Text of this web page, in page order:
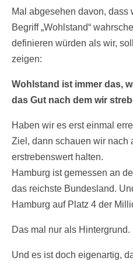
Mal abgesehen davon, dass
Begriff „Wohlstand“
definieren würden als wir,
zeigen:
Wohlstand ist immer das,
das Gut nach dem wir
Haben wir es erst einmal
Ziel, dann schauen wir nach
erstrebenswert halten.
Hamburg ist gemessen an
das reichste Bundesland.
Hamburg auf Platz 4 der
Das mal nur als Hintergrund.
Und es ist doch eigenartig,